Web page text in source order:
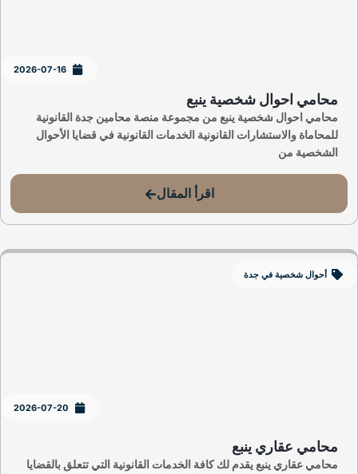
2026-07-16
محامي احوال شخصية ينبع
محامي احوال شخصية ينبع من مجموعة منصة محامين جدة القانونية
للمحاماة والاستشارات القانونية الخدمات القانونية في قضايا الأحوال
الشخصية من
اقرأ المقال
أحوال شخصية في جدة
2026-07-20
محامي عقاري ينبع
محامي عقاري ينبع يقدم لك كافة الخدمات القانونية التي تتعلق بالقضايا